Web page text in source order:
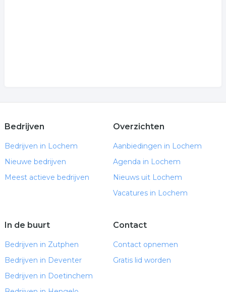
Bedrijven
Bedrijven in Lochem
Nieuwe bedrijven
Meest actieve bedrijven
Overzichten
Aanbiedingen in Lochem
Agenda in Lochem
Nieuws uit Lochem
Vacatures in Lochem
In de buurt
Bedrijven in Zutphen
Bedrijven in Deventer
Bedrijven in Doetinchem
Contact
Contact opnemen
Gratis lid worden